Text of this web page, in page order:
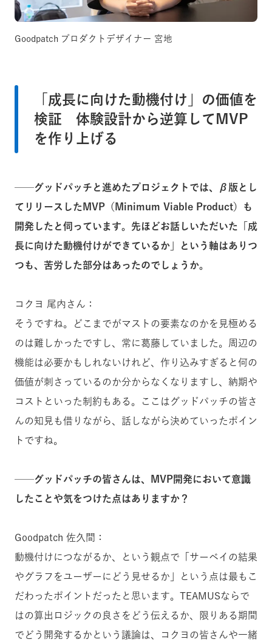
Goodpatch プロダクトデザイナー 宮地
「成長に向けた動機付け」の価値を
検証 体験設計から逆算してMVP
を作り上げる
──グッドパッチと進めたプロジェクトでは、β版とし
てリリースしたMVP（Minimum Viable Product）も
開発したと伺っています。先ほどお話しいただいた「成
長に向けた動機付けができているか」という軸はありつ
つも、苦労した部分はあったのでしょうか。
コクヨ 尾内さん：
そうですね。どこまでがマストの要素なのかを見極める
のは難しかったですし、常に葛藤していました。周辺の
機能は必要かもしれないけれど、作り込みすぎると何の
価値が刺さっているのか分からなくなりますし、納期や
コストといった制約もある。ここはグッドパッチの皆さ
んの知見も借りながら、話しながら決めていったポイン
トですね。
──グッドパッチの皆さんは、MVP開発において意識
したことや気をつけた点はありますか？
Goodpatch 佐久間：
動機付けにつながるか、という観点で「サーベイの結果
やグラフをユーザーにどう見せるか」という点は最もこ
だわったポイントだったと思います。TEAMUSならで
はの算出ロジックの良さをどう伝えるか、限りある期間
でどう開発するかという議論は、コクヨの皆さんや一緒